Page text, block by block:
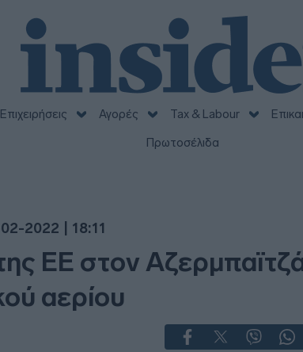
Επιχειρήσεις Αγορές Tax & Labour
Πρωτοσέλιδα
2022 | 18:11
ΕΕ στον
αερίου